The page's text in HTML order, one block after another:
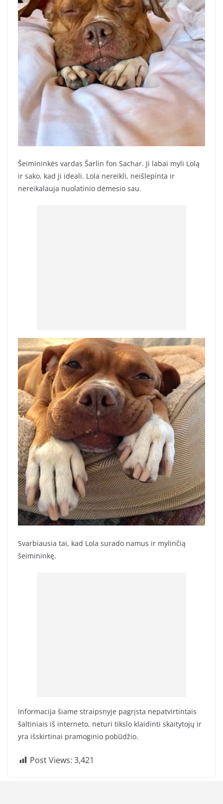
Šeimininkės vardas Šarlin fon Sachar. Ji labai myli Lolą
ir sako, kad ji ideali. Lola nereikli, neišlepinta ir
nereikalauja nuolatinio dėmesio sau.
Svarbiausia tai, kad Lola surado namus ir mylinčią
šeimininkę.
Informacija šiame straipsnyje pagrįsta nepatvirtintais
šaltiniais iš interneto, neturi tikslo klaidinti skaitytojų ir
yra išskirtinai pramoginio pobūdžio.
Post Views: 3,421